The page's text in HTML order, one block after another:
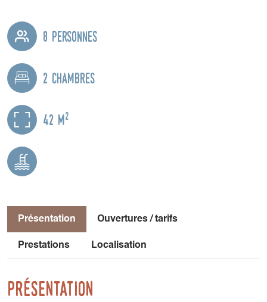
8 personnes
2 chambres
42 m2
Présentation Ouvertures / tarifs
Prestations Localisation
Présentation